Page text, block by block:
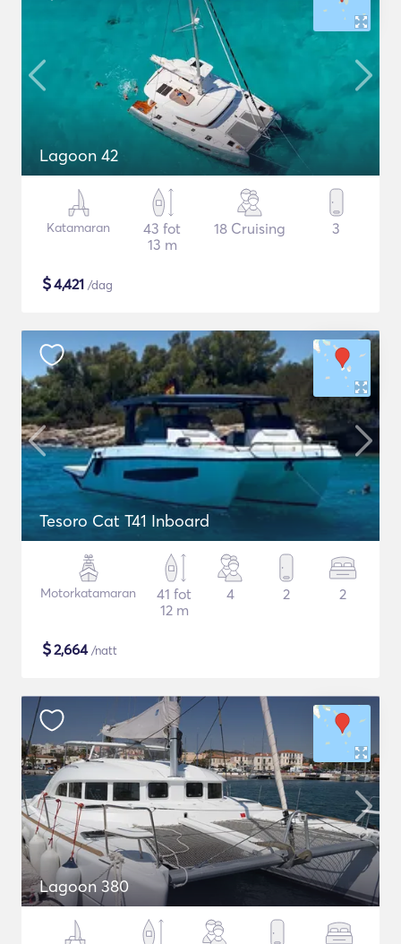
Lagoon 42
Katamaran
43 fot
13 m
18 Cruising 3
$4,421 /dag
Tesoro Cat T41 Inboard
Motorkatamaran
41 fot
12 m
4 2 2
$2,664/natt
Lagoon 380